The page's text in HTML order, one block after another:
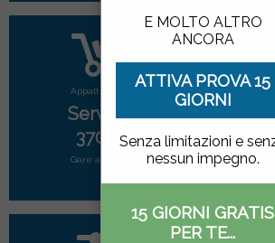
E MOLTO ALTRO
ANCORA
ATTIVA PROVA 15
GIORNI
Senza limitazioni e
nessun impegno.
15 GIORNI GRATIS
PER TE...
Appalti per:
Servizi
3704
Gare attive
E-
di tutte